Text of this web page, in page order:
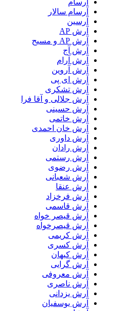
آرسام
آرسام سالار
آرسین
آرش AP
آرش AP و مسیح
آرش آج
آرش آرام
آرش آروین
آرش ای پی
آرش تشکری
آرش جلالی و آقا فرا
آرش حسینی
آرش خاتمی
آرش خان احمدی
آرش داوری
آرش رادان
آرش رستمى
آرش رضوی
آرش شعبانی
آرش عنقا
آرش فرخزاد
آرش قاسمی
آرش قیصر خواه
آرش قیصرخواه
آرش کریمی
آرش کسری
آرش کیهان
آرش گرایی
آرش معروفی
آرش ناصری
آرش یزدانی
آرش یوسفیان